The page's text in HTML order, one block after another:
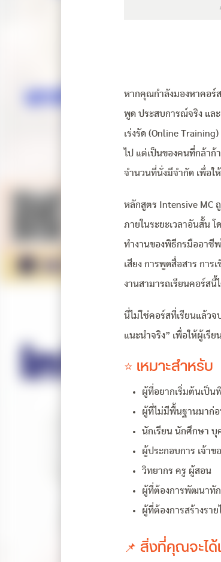
หากคุณกำลังมองหาคอร์
พูด ประสบการณ์จริง แล
เร่งรัด (Online
ไป แต่เป็นของคนที่กล้า
จำนวนที่นั่งมีจำกัด เพื่อใ
หลักสูตร Intensive MC
ภายในระยะเวลาอันสั้น
ทำงานของพิธีกรมืออาชี
เสียง การพูดสื่อสาร การ
งานสามารถเรียนคอร์สนี้
นี่ไม่ใช่คอร์สที่เรียนแล้ว
แนะนำจริง” เพื่อให้ผู้เรี
⭐ เหมาะสำหรับ
ผู้ที่อยากเริ่มต้นเป็น
ผู้ที่ไม่มีพื้นฐานมาก่
นักเรียน นักศึกษา บุ
ผู้ประกอบการ เจ้าข
วิทยากร ครู ผู้สอน
ผู้ที่ต้องการพัฒนาทั
ผู้ที่ต้องการสร้างรา
📌 สิ่งที่คุณจะไ